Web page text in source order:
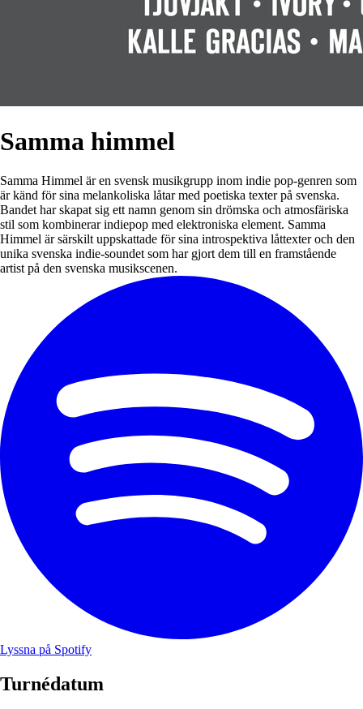
Samma himmel
Samma Himmel är en svensk musikgrupp inom indie pop-genren som
är känd för sina melankoliska låtar med poetiska texter på svenska.
Bandet har skapat sig ett namn genom sin drömska och atmosfäriska
stil som kombinerar indiepop med elektroniska element. Samma
Himmel är särskilt uppskattade för sina introspektiva låttexter och den
unika svenska indie-soundet som har gjort dem till en framstående
artist på den svenska musikscenen.
Lyssna på Spotify
Turnédatum